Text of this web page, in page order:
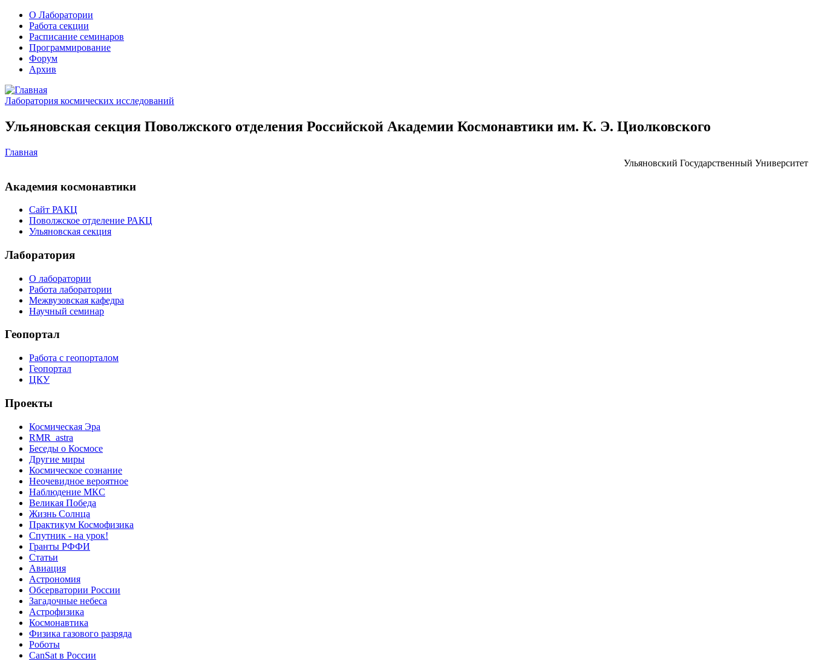
О Лаборатории
Работа секции
Расписание семинаров
Программирование
Форум
Архив
Лаборатория космических исследований
Ульяновская секция Поволжского отделения Российской Академии Космонавтики им. К. Э. Циолковского
Главная
Ульяновский Государственный Университет
Академия космонавтики
Сайт РАКЦ
Поволжское отделение РАКЦ
Ульяновская секция
Лаборатория
О лаборатории
Работа лаборатории
Межвузовская кафедра
Научный семинар
Геопортал
Работа с геопорталом
Геопортал
ЦКУ
Проекты
Космическая Эра
RMR_astra
Беседы о Космосе
Другие миры
Космическое сознание
Неочевидное вероятное
Наблюдение МКС
Великая Победа
Жизнь Солнца
Практикум Космофизика
Спутник - на урок!
Гранты РФФИ
Статьи
Авиация
Астрономия
Обсерватории России
Загадочные небеса
Астрофизика
Космонавтика
Физика газового разряда
Роботы
CanSat в России